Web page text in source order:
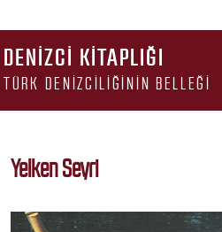
DENIZCI KITAPLIĞI
TÜRK DENIZCILIĞININ BELLEĞI
Yelken Seyri